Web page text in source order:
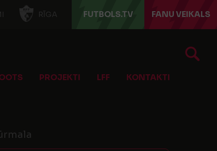
RĪGA FUTBOLS.TV FANU VEIKALS
PROJEKTI LFF KONTAKTI